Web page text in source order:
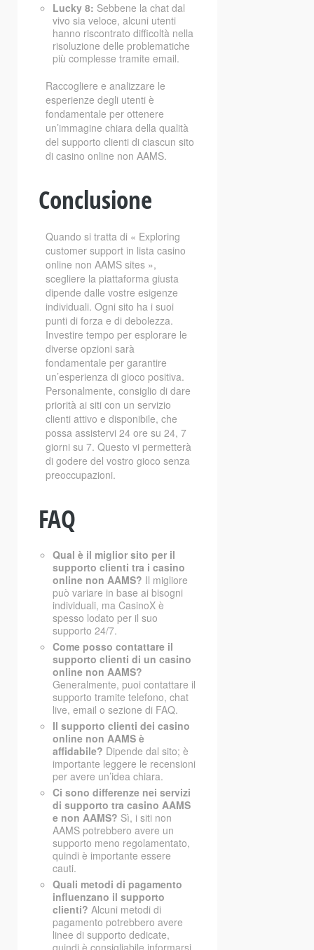
Lucky 8: Sebbene la chat dal
vivo sia veloce, alcuni utenti
hanno riscontrato difficoltà nella
risoluzione delle problematiche
più complesse tramite email.
Raccogliere e analizzare le
esperienze degli utenti è
fondamentale per ottenere
un’immagine chiara della qualità
del supporto clienti di ciascun sito
di casino online non AAMS.
Conclusione
Quando si tratta di « Exploring
customer support in lista casino
online non AAMS sites »,
scegliere la piattaforma giusta
dipende dalle vostre esigenze
individuali. Ogni sito ha i suoi
punti di forza e di debolezza.
Investire tempo per esplorare le
diverse opzioni sarà
fondamentale per garantire
un’esperienza di gioco positiva.
Personalmente, consiglio di dare
priorità ai siti con un servizio
clienti attivo e disponibile, che
possa assistervi 24 ore su 24, 7
giorni su 7. Questo vi permetterà
di godere del vostro gioco senza
preoccupazioni.
FAQ
Qual è il miglior sito per il
supporto clienti tra i casino
online non AAMS? Il migliore
può variare in base ai bisogni
individuali, ma CasinoX è
spesso lodato per il suo
supporto 24/7.
Come posso contattare il
supporto clienti di un casino
online non AAMS?
Generalmente, puoi contattare il
supporto tramite telefono, chat
live, email o sezione di FAQ.
Il supporto clienti dei casino
online non AAMS è
affidabile? Dipende dal sito; è
importante leggere le recensioni
per avere un’idea chiara.
Ci sono differenze nei servizi
di supporto tra casino AAMS
e non AAMS? Sì, i siti non
AAMS potrebbero avere un
supporto meno regolamentato,
quindi è importante essere
cauti.
Quali metodi di pagamento
influenzano il supporto
clienti? Alcuni metodi di
pagamento potrebbero avere
linee di supporto dedicate,